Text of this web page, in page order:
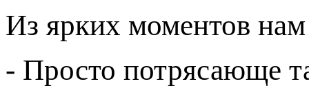
Из ярких моментов нам
- Просто потрясающе